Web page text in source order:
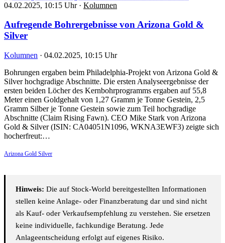
04.02.2025, 10:15 Uhr · Kolumnen
Aufregende Bohrergebnisse von Arizona Gold &
Silver
Kolumnen · 04.02.2025, 10:15 Uhr
Bohrungen ergaben beim Philadelphia-Projekt von Arizona Gold &
Silver hochgradige Abschnitte. Die ersten Analyseergebnisse der
ersten beiden Löcher des Kernbohrprogramms ergaben auf 55,8
Meter einen Goldgehalt von 1,27 Gramm je Tonne Gestein, 2,5
Gramm Silber je Tonne Gestein sowie zum Teil hochgradige
Abschnitte (Claim Rising Fawn). CEO Mike Stark von Arizona
Gold & Silver (ISIN: CA04051N1096, WKNA3EWF3) zeigte sich
hocherfreut:…
Arizona Gold Silver
Hinweis: Die auf Stock-World bereitgestellten Informationen
stellen keine Anlage- oder Finanzberatung dar und sind nicht
als Kauf- oder Verkaufsempfehlung zu verstehen. Sie ersetzen
keine individuelle, fachkundige Beratung. Jede
Anlageentscheidung erfolgt auf eigenes Risiko.